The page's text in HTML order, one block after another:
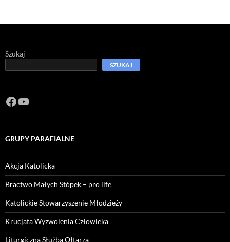
Szukaj
SZUKAJ
Facebook
https://www.youtube.com/channel/
GRUPY PARAFIALNE
Akcja Katolicka
Bractwo Małych Stópek – pro life
Katolickie Stowarzyszenie Młodzieży
Krucjata Wyzwolenia Człowieka
Liturgiczna Służba Ołtarza